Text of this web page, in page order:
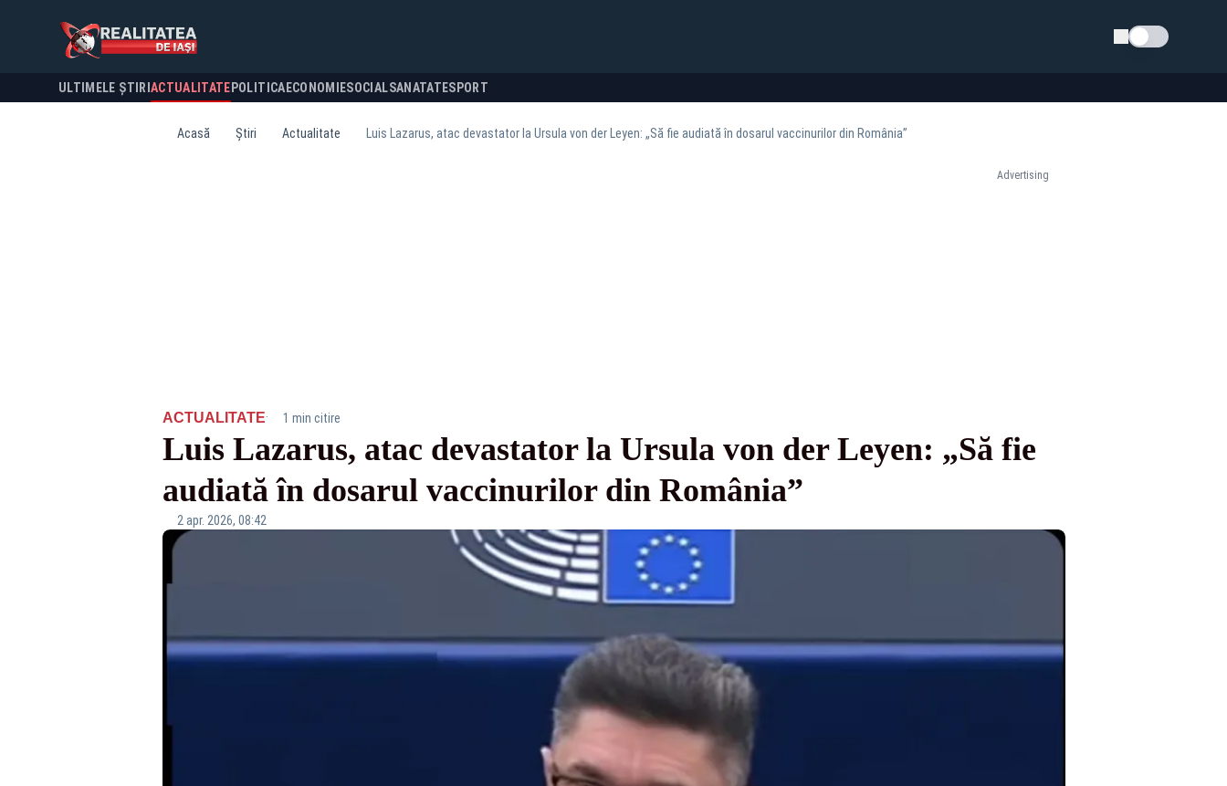
Schimba tema
ULTIMELE ȘTIRI ACTUALITATE POLITICA ECONOMIESOCIALSANATATESPORT
Acasă Știri Actualitate Luis Lazarus, atac devastator la Ursula von der Leyen: „Să fie audiată în dosarul vaccinurilor din România”
Advertising
ACTUALITATE· 1 min citire
Luis Lazarus, atac devastator la Ursula von der Leyen: „Să fie
audiată în dosarul vaccinurilor din România”
2 apr. 2026, 08:42